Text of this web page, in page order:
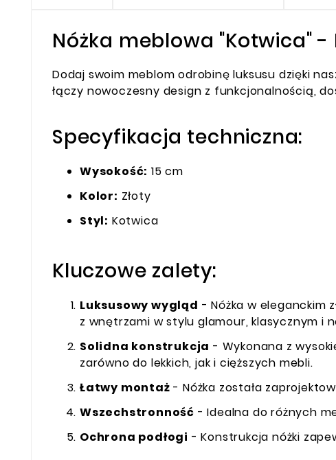
Nóżka meblowa "Kotwica"
Dodaj swoim meblom odrobinę luksusu dzięki
łączy nowoczesny design z funkcjonalnością,
Specyfikacja techniczna:
Wysokość: 15 cm
Kolor: Złoty
Styl: Kotwica
Kluczowe zalety:
Luksusowy wygląd - Nóżka w eleganckim
z wnętrzami w stylu glamour, klasycznym i
Solidna konstrukcja - Wykonana z
zarówno do lekkich, jak i cięższych mebli.
Łatwy montaż - Nóżka została
Wszechstronność - Idealna do różnych
Ochrona podłogi - Konstrukcja nóżki